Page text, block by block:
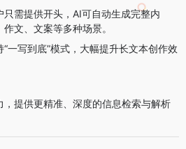
只需提供开头，AI可自动生成完整内
文、文案等多种场景。
“一写到底”模式，大幅提升长文本创作效
，提供更精准、深度的信息检索与解析